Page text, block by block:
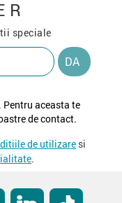
speciale
Pentru aceasta te
de contact.
de utilizare si
.
InstagramLinkedIn